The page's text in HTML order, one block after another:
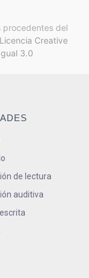
procedentes del
Licencia Creative
3.0
de lectura
auditiva